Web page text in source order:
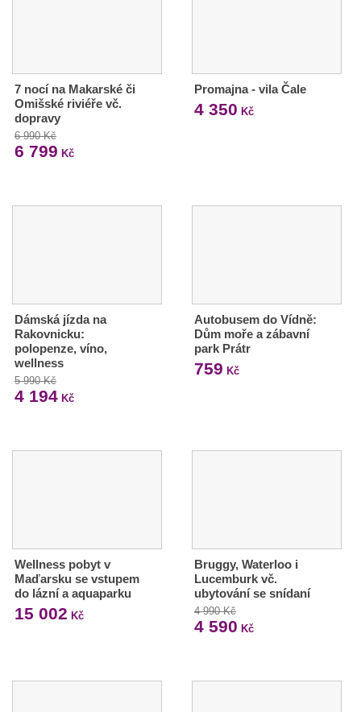
7 nocí na Makarské či
Omišské riviéře vč.
dopravy
6 990 Kč
6 799 Kč
Promajna - vila Čale
4 350 Kč
Dámská jízda na
Rakovnicku:
polopenze, víno,
wellness
5 990 Kč
4 194 Kč
Autobusem do Vídně:
Dům moře a zábavní
park Prátr
759 Kč
Wellness pobyt v
Maďarsku se vstupem
do lázní a aquaparku
15 002 Kč
Bruggy, Waterloo i
Lucemburk vč.
ubytování se snídaní
4 990 Kč
4 590 Kč